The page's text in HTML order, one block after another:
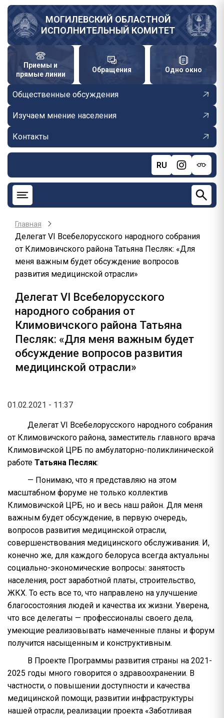
Перейти
основному
содержанию
МОГИЛЕВСКИЙ ОБЛАСТНОЙ
ИСПОЛНИТЕЛЬНЫЙ КОМИТЕТ
Приемы и
прямые линии
Обращения Одно окно
Общественные обсуждения
Изучаем мнение населения
Контакты
RU
Главная
Делегат VI Всебелорусского народного собрания
от Климовичского района Татьяна Песляк: «Для
меня важным будет обсуждение вопросов
развития медицинской отрасли»
Делегат VI Всебелорусского
народного собрания от
Климовичского района Татьяна
Песляк: «Для меня важным будет
обсуждение вопросов развития
медицинской отрасли»
01.02.2021 - 11:37
Делегат VI Всебелорусского народного собрания
от Климовичского района, заместитель главного врача
Климовичской ЦРБ по амбулаторно-поликлинической
работе Татьяна Песляк:
— Понимаю, что я представляю на этом
масштабном форуме не только коллектив
Климовичской ЦРБ, но и весь наш район. Для меня
важным будет обсуждение, в первую очередь,
вопросов развития медицинской отрасли,
совершенствования медицинского обслуживания. И,
конечно же, для каждого белоруса всегда актуальны
социально-экономические вопросы: занятость
населения, рост заработной платы, строительство,
ЖКХ. То есть все то, что направлено на улучшение
благосостояния людей и качества их жизни. Уверена,
что все делегаты — профессионалы своего дела,
умеющие реализовывать намеченные планы и форум
получится насыщенным и конструктивным.
В Проекте Программы развития страны на 2021-
2025 годы много говорится о здравоохранении. В
частности, о повышении доступности и качества
медицинской помощи, развитии инфраструктуры
нашей отрасли, реализации проекта «Заботливая